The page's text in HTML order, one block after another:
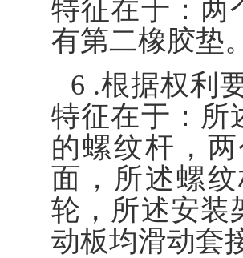
特征在于：两
有第二橡胶垫。
6 .根据权利
特征在于：所
的螺纹杆，
面，所述螺
轮，所述安装
动板均滑动套